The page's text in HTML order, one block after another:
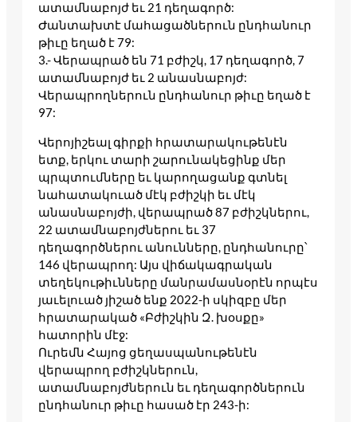
ատամնաբոյժ եւ 21 դեղագործ:
Ժանտախտէ մահացածներուն ընդհանուր
թիւը եղած է 79:
3.- Վերապրած են 71 բժիշկ, 17 դեղագործ, 7
ատամնաբոյժ եւ 2 անասնաբոյժ:
Վերապրողներուն ընդհանուր թիւը եղած է
97:
Վերոյիշեալ գիրքի հրատարակութենէն
ետք, երկու տարի շարունակեցինք մեր
պրպտումները եւ կարողացանք գտնել
նահատակուած մէկ բժիշկի եւ մէկ
անասնաբոյժի, վերապրած 87 բժիշկներու,
22 ատամնաբոյժներու եւ 37
դեղագործներու անունները, ընդհանուրը՝
146 վերապրող: Այս վիճակագրական
տեղեկութիւնները մանրամասնօրէն որպէս
յաւելուած յիշած ենք 2022-ի սկիզբը մեր
հրատարակած «Բժիշկին Զ. խօսքը»
հատորին մէջ:
Ուրեմն Հայոց ցեղասպանութենէն
վերապրող բժիշկներուն,
ատամնաբոյժներուն եւ դեղագործներուն
ընդհանուր թիւը հասած էր 243-ի: